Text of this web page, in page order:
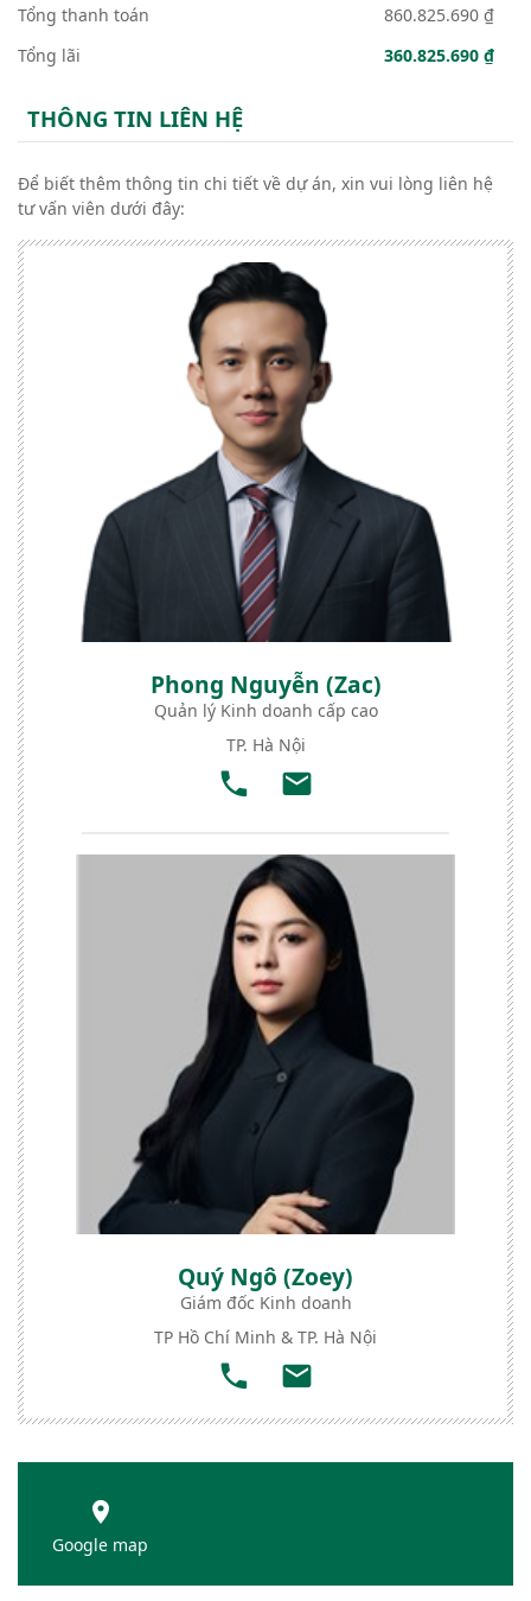
Tổng thanh toán
860.825.690 ₫
Tổng lãi
360.825.690 ₫
THÔNG TIN LIÊN HỆ
Để biết thêm thông tin chi tiết về dự án, xin vui lòng liên hệ
tư vấn viên dưới đây:
Phong Nguyễn (Zac)
Quản lý Kinh doanh cấp cao
TP. Hà Nội
Quý Ngô (Zoey)
Giám đốc Kinh doanh
TP Hồ Chí Minh & TP. Hà Nội
Google map